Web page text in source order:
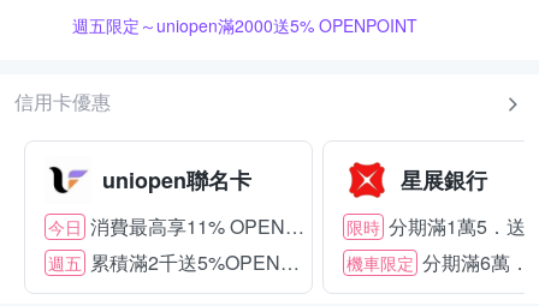
週五限定～uniopen滿2000送5% OPENPOINT
信用卡優惠
uniopen聯名卡
今日 消費最高享11% OPENPOINT
週五 累積滿2千送5%OPENPOINT
星展銀行
限時 分期滿1萬5．送
機車限定 分期滿6萬．